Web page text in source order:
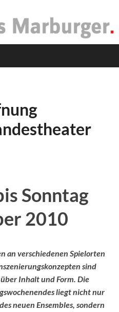
Sonntag
2010
an verschiedenen Spielorten
sind
Inhalt und Form. Die
liegt nicht nur
neuen Ensembles, sondern